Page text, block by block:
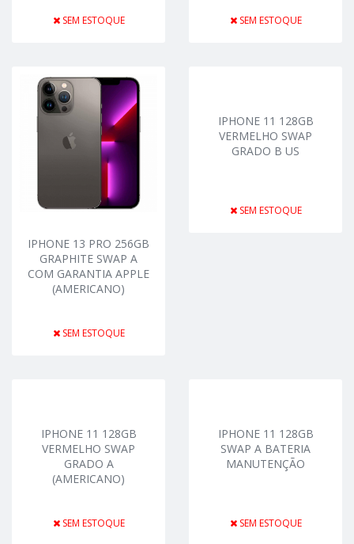
SEM ESTOQUE SEM ESTOQUE
IPHONE 13 PRO 256GB
GRAPHITE SWAP A
COM GARANTIA APPLE
(AMERICANO)
SEM ESTOQUE
IPHONE 11 128GB
VERMELHO SWAP
GRADO B US
SEM ESTOQUE
IPHONE 11 128GB
VERMELHO SWAP
GRADO A
(AMERICANO)
SEM ESTOQUE
IPHONE 11 128GB
SWAP A BATERIA
MANUTENÇÃO
SEM ESTOQUE